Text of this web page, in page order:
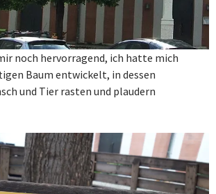
noch hervorragend, ich hatte mich
Baum entwickelt, in dessen
und Tier rasten und plaudern